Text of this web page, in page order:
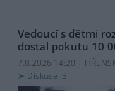
Vedoucí s dětmi
dostal pokutu 10
7.8.2026 14:20 |
Diskuse: 3